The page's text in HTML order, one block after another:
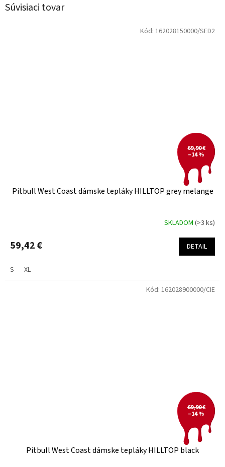
Súvisiaci tovar
69,90 €
–14 %
Pitbull West Coast dámske tepláky HILLTOP grey melange
SKLADOM (>3 ks)
59,42 € DETAIL
S XL
Kód: 162028150000/SED2
69,90 €
–14 %
Pitbull West Coast dámske tepláky HILLTOP black
Kód: 162028900000/CIE